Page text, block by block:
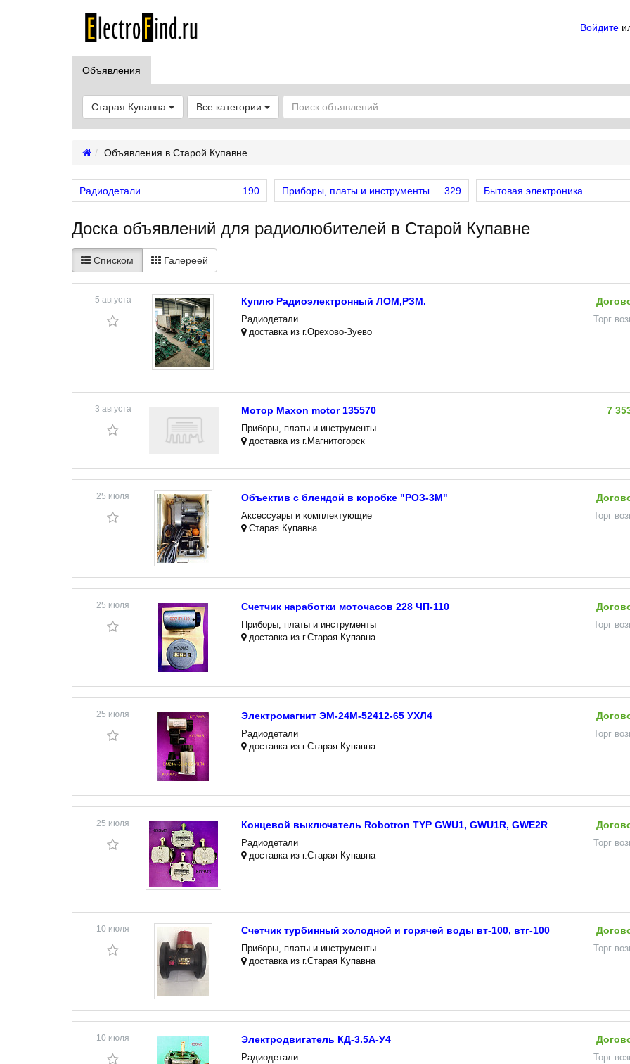
Войдите
Объявления
Старая Купавна Все категории
Объявления в Старой Купавне
190
Радиодетали 329
Приборы, платы и инструменты Бытовая электроника
Доска объявлений для радиолюбителей в Старой Купавне
Списком Галереей
5 августа Куплю Радиоэлектронный ЛОМ,РЗМ.
Радиодетали
доставка из г.Орехово-Зуево
Торг
3 августа Мотор Maxon motor 135570
Приборы, платы и инструменты
доставка из г.Магнитогорск
7
25 июля Объектив с блендой в коробке "РОЗ-3М"
Аксессуары и комплектующие
Старая Купавна
Торг
25 июля Счетчик наработки моточасов 228 ЧП-110
Приборы, платы и инструменты
доставка из г.Старая Купавна
Торг
25 июля Электромагнит ЭМ-24М-52412-65 УХЛ4
Радиодетали
доставка из г.Старая Купавна
Торг
25 июля Концевой выключатель Robotron TYP GWU1, GWU1R, GWE2R
Радиодетали
доставка из г.Старая Купавна
Торг
10 июля Счетчик турбинный холодной и горячей воды вт-100, втг-100
Приборы, платы и инструменты
доставка из г.Старая Купавна
Торг
10 июля Электродвигатель КД-3.5А-У4
Радиодетали
Торг